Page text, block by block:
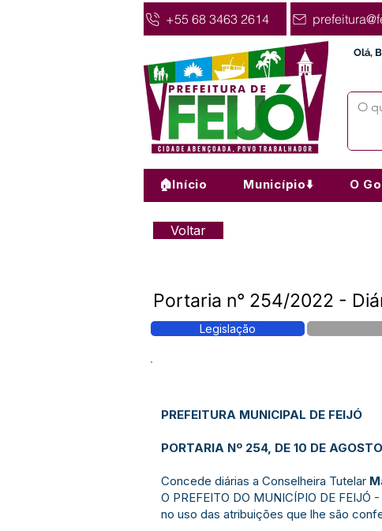
+55 68 3463 2614
Olá,
🏠Início Município⬇️ O
Voltar
Portaria n° 254/2022 -
Legislação
PREFEITURA MUNICIPAL DE FEIJÓ
PORTARIA Nº 254, DE 10 DE
Concede diárias a Conselheira Tutelar
O PREFEITO DO MUNICÍPIO DE FEIJÓ
no uso das atribuições que lhe são